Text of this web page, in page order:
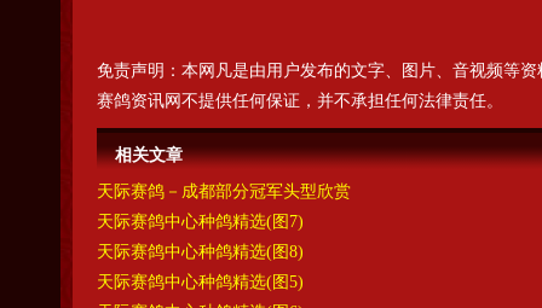
免责声明：本网凡是由用户发布的文字、图片、音视频等
赛鸽资讯网不提供任何保证，并不承担任何法律责任。
相关文章
天际赛鸽－成都部分冠军头型欣赏
天际赛鸽中心种鸽精选(图7)
天际赛鸽中心种鸽精选(图8)
天际赛鸽中心种鸽精选(图5)